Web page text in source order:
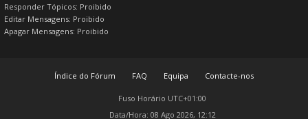
Responder Tópicos: Proibido
Editar Mensagens: Proibido
Apagar Mensagens: Proibido
Índice do Fórum FAQ Equipa Contacte-nos
Fuso Horário UTC+01:00
Data/Hora: 08 Ago 2026, 12:12